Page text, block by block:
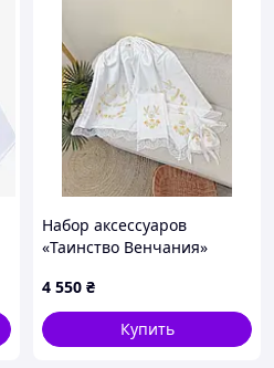
Набор аксессуаров
«Таинство Венчания»
4 550 ₴
Купить